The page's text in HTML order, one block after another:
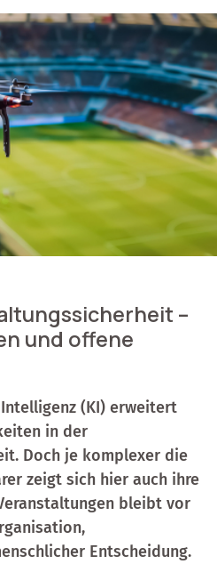
–
und offene
(KI) erweitert
in der
Doch je komplexer die
zeigt sich hier auch ihre
bleibt vor
Entscheidung.